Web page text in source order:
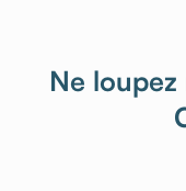
Ne loupez